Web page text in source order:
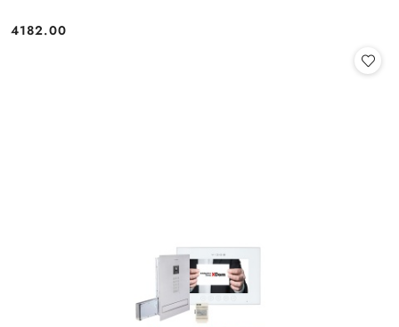
Cena:
4182.00